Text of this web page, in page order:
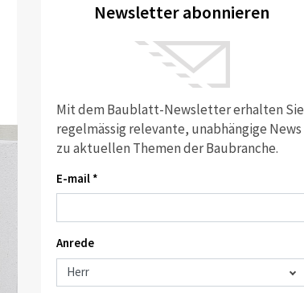
Newsletter abonnieren
Mit dem Baublatt-Newsletter erhalten Sie
regelmässig relevante, unabhängige News
zu aktuellen Themen der Baubranche.
E-mail *
Anrede